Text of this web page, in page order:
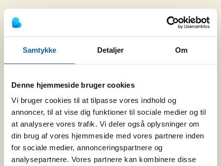
Samtykke Detaljer Om
Denne hjemmeside bruger cookies
Vi bruger cookies til at tilpasse vores indhold og
annoncer, til at vise dig funktioner til sociale medier og til
at analysere vores trafik. Vi deler også oplysninger om
din brug af vores hjemmeside med vores partnere inden
for sociale medier, annonceringspartnere og
analysepartnere. Vores partnere kan kombinere disse